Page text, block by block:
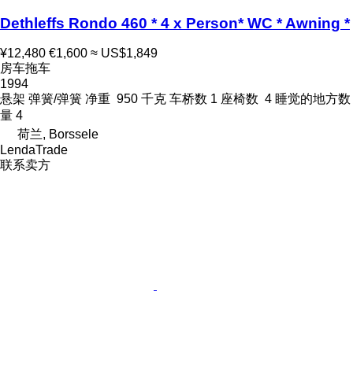
Dethleffs Rondo 460 * 4 x Person* WC * Awning *
¥12,480 €1,600 ≈ US$1,849
房车拖车
1994
悬架 弹簧/弹簧 净重 950 千克 车桥数 1 座椅数 4 睡觉的地方数
量 4
荷兰, Borssele
LendaTrade
联系卖方